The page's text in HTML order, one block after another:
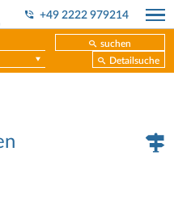
+49 2222 979214
suchen
Detailsuche